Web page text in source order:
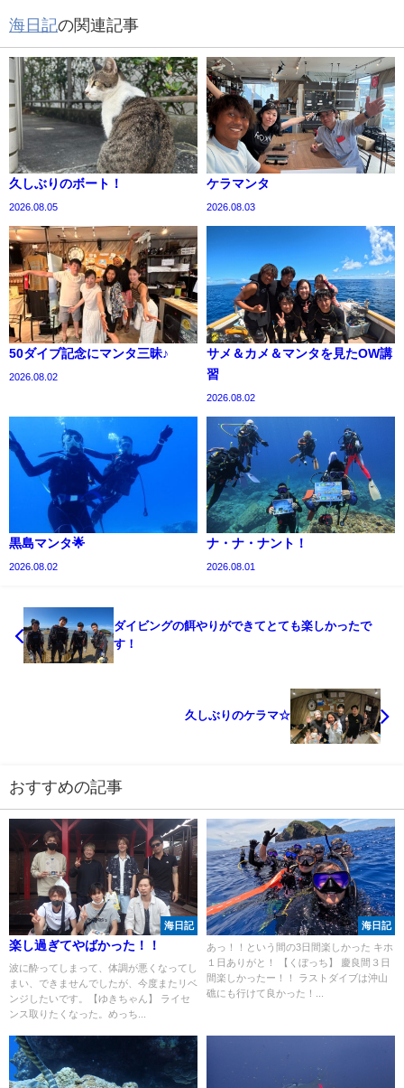
海日記の関連記事
久しぶりのボート！
2026.08.05
ケラマンタ
2026.08.03
50ダイブ記念にマンタ三昧♪
2026.08.02
サメ＆カメ＆マンタを見たOW講
習
2026.08.02
黒島マンタ🌟
2026.08.02
ナ・ナ・ナント！
2026.08.01
ダイビングの餌やりができてとても楽しかったで
す！
久しぶりのケラマ☆
おすすめの記事
海日記
楽し過ぎてやばかった！！
波に酔ってしまって、体調が悪くなってし
まい、できませんでしたが、今度またリベ
ンジしたいです。【ゆきちゃん】 ライセ
ンス取りたくなった。めっち...
海日記
あっ！！という間の3日間楽しかった キホ
１日ありがと！ 【くぼっち】 慶良間３日
間楽しかったー！！ ラストダイブは沖山
礁にも行けて良かった！...